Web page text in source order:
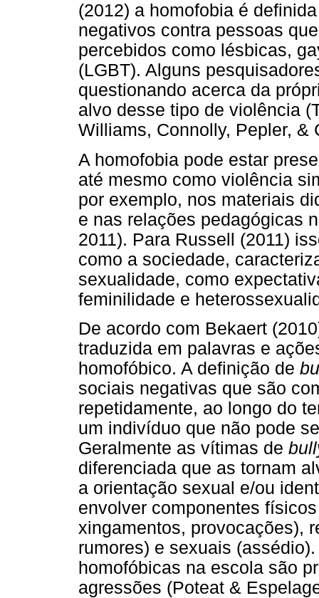
(2012) a homofobia é
negativos contra pessoas
percebidos como lésbicas,
(LGBT). Alguns
questionando acerca da
alvo desse tipo de violência
Williams, Connolly, Pepler, &
A homofobia pode estar
até mesmo como violência
por exemplo, nos materiais
e nas relações pedagógicas
2011). Para Russell (2011)
como a sociedade,
sexualidade, como
feminilidade e
De acordo com Bekaert
traduzida em palavras e
homofóbico. A definição de
sociais negativas que são
repetidamente, ao longo do
um indivíduo que não pode
Geralmente as vítimas de
diferenciada que as tornam
a orientação sexual e/ou
envolver componentes
xingamentos, provocações),
rumores) e sexuais
homofóbicas na escola são
agressões (Poteat &